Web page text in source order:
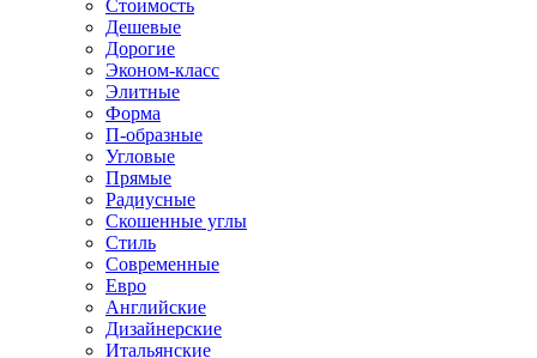
Стоимость
Дешевые
Дорогие
Эконом-класс
Элитные
Форма
П-образные
Угловые
Прямые
Радиусные
Скошенные углы
Стиль
Современные
Евро
Английские
Дизайнерские
Итальянские